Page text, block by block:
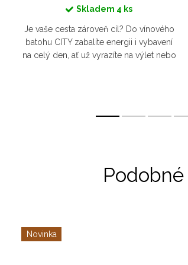
Skladem 4 ks
Je vaše cesta zároveň cíl? Do vínového
batohu CITY zabalíte energii i vybavení
na celý den, ať už vyrazíte na výlet nebo
Novinka